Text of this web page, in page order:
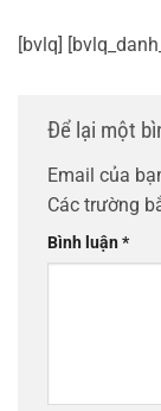
[bvlq]
Để lại một
Email của
Các trường
Bình luận*